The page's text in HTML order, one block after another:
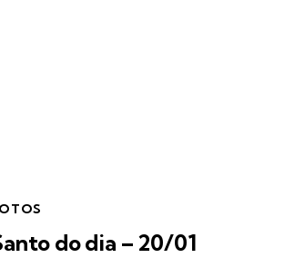
do dia – 20/01